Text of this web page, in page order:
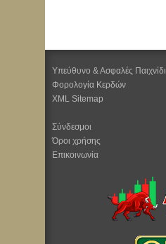
Υπεύθυνο & Ασφαλές Παιχνίδι
Φορολογία Κερδών
XML Sitemap
Σύνδεσμοι
Όροι χρήσης
Επικοινωνία